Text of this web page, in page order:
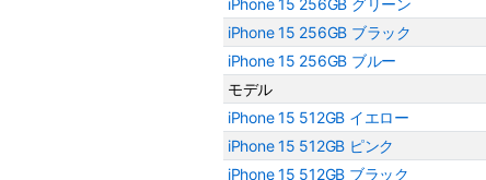
iPhone 15 256GB グリーン
iPhone 15 256GB ブラック
iPhone 15 256GB ブルー
モデル
iPhone 15 512GB イエロー
iPhone 15 512GB ピンク
iPhone 15 512GB ブラック